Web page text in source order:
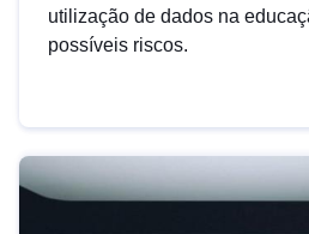
utilização de dados na
possíveis riscos.